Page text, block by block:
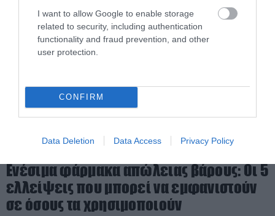
I want to allow Google to enable storage
related to security, including authentication
functionality and fraud prevention, and other
user protection.
CONFIRM
Data Deletion Data Access Privacy Policy
Ενέσιμα φάρμακα απώλειας βάρους: Οι 5
ελλείψεις που μπορεί να εμφανιστούν
σε όσους τα χρησιμοποιούν